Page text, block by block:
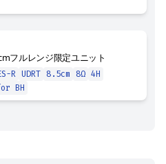
フルレンジ限定ユニット
R UDRT 8.5cm 8Ω 4H
BH